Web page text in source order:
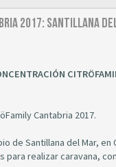
2017: Santillana
Cantabria 2017.
de Santillana del Mar,
realizar caravana,